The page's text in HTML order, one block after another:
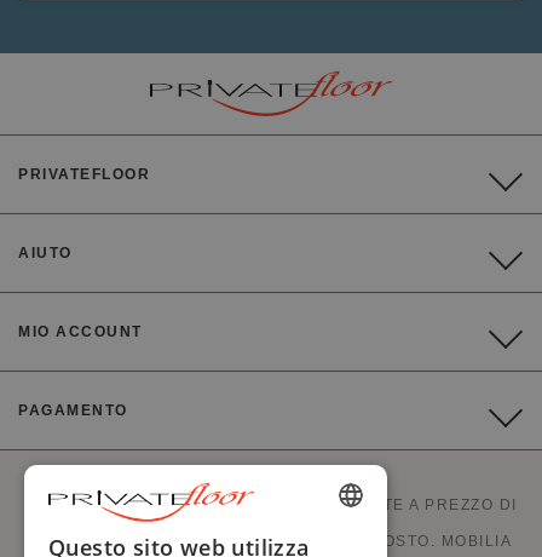
PRIVATEFLOOR
AIUTO
MIO ACCOUNT
PAGAMENTO
PRIVATEFLOOR È IL PRIMO SITO DI VENDITE A PREZZO DI
FABBRICA E OTTIMI AFFARI A PREZZI DI COSTO. MOBILIA
ENGLISH
Questo sito web utilizza